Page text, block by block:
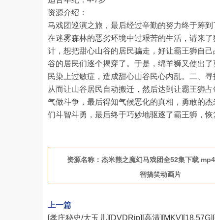
资源介绍：
马戏团巡演之旅，最后经过辛勤的努力终于筹
在迷雾森林的恶劣环境中过艰苦的生活，请来
计，想把甜心山谷的居民骗走，好让霸王狮自
谷的居民们逐个揭穿了。于是，绵羊狮又使出
民染上过敏症，造成甜心山谷民心内乱。二、
从而让山谷居民自动搬迁，然后达到让霸王狮
气做斗争，最后得知气候恶化的真相，勇敢的
们斗智斗勇，最后终于巧妙地驱逐了霸王狮，恢
资源名称：杰米熊之魔幻马戏团全52集下载
智搞笑动画片
上一篇
[孝庄秘史/大玉儿][DVDRip][高清